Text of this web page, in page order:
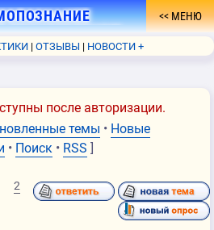
ПРОСВЕТЛЕНИЮ
МЕНЮ
ОТЗЫВЫ
НОВОСТИ +
после авторизации.
темы • Новые
• Поиск • RSS ]
2